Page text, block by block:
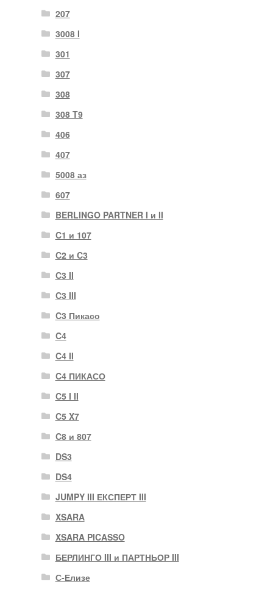
207
3008 I
301
307
308
308 T9
406
407
5008 аз
607
BERLINGO PARTNER I и II
C1 и 107
C2 и C3
C3 II
C3 III
C3 Пикасо
C4
C4 II
C4 ПИКАСО
C5 I II
C5 X7
C8 и 807
DS3
DS4
JUMPY III ЕКСПЕРТ III
XSARA
XSARA PICASSO
БЕРЛИНГО III и ПАРТНЬОР III
С-Елизе